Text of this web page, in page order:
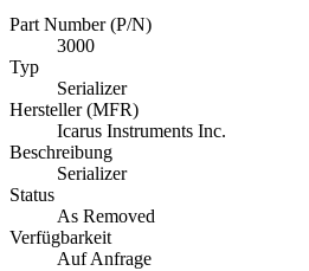
Part Number (P/N)
3000
Typ
Serializer
Hersteller (MFR)
Icarus Instruments Inc.
Beschreibung
Serializer
Status
As Removed
Verfügbarkeit
Auf Anfrage